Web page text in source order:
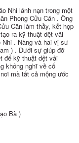
Nhi lánh nạn trong một
Phong Cửu Cân . Ông
Cân làm thầy, kết hợp
ra kỹ thuật dệt vải
. Nàng và hai vị sư
) . Dưới sự giúp đỡ
để kỹ thuật dệt vải
không nghĩ về cố
mà tất cả mộng ước
Bà )